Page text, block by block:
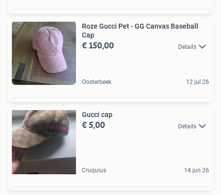
Roze Gucci Pet - GG Canvas Baseball
Cap
€ 150,00 Details
Oosterbeek 12 jul 26
Gucci cap
€ 5,00 Details
Cruquius 14 jun 26